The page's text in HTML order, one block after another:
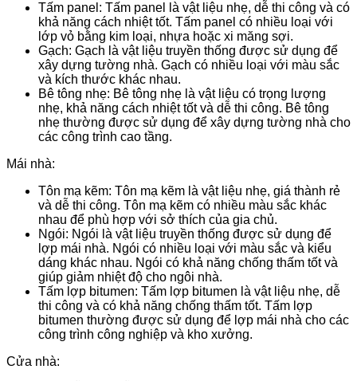
Tấm panel: Tấm panel là vật liệu nhẹ, dễ thi công và có
khả năng cách nhiệt tốt. Tấm panel có nhiều loại với
lớp vỏ bằng kim loại, nhựa hoặc xi măng sợi.
Gạch: Gạch là vật liệu truyền thống được sử dụng để
xây dựng tường nhà. Gạch có nhiều loại với màu sắc
và kích thước khác nhau.
Bê tông nhẹ: Bê tông nhẹ là vật liệu có trọng lượng
nhẹ, khả năng cách nhiệt tốt và dễ thi công. Bê tông
nhẹ thường được sử dụng để xây dựng tường nhà cho
các công trình cao tầng.
Mái nhà:
Tôn mạ kẽm: Tôn mạ kẽm là vật liệu nhẹ, giá thành rẻ
và dễ thi công. Tôn mạ kẽm có nhiều màu sắc khác
nhau để phù hợp với sở thích của gia chủ.
Ngói: Ngói là vật liệu truyền thống được sử dụng để
lợp mái nhà. Ngói có nhiều loại với màu sắc và kiểu
dáng khác nhau. Ngói có khả năng chống thấm tốt và
giúp giảm nhiệt độ cho ngôi nhà.
Tấm lợp bitumen: Tấm lợp bitumen là vật liệu nhẹ, dễ
thi công và có khả năng chống thấm tốt. Tấm lợp
bitumen thường được sử dụng để lợp mái nhà cho các
công trình công nghiệp và kho xưởng.
Cửa nhà: